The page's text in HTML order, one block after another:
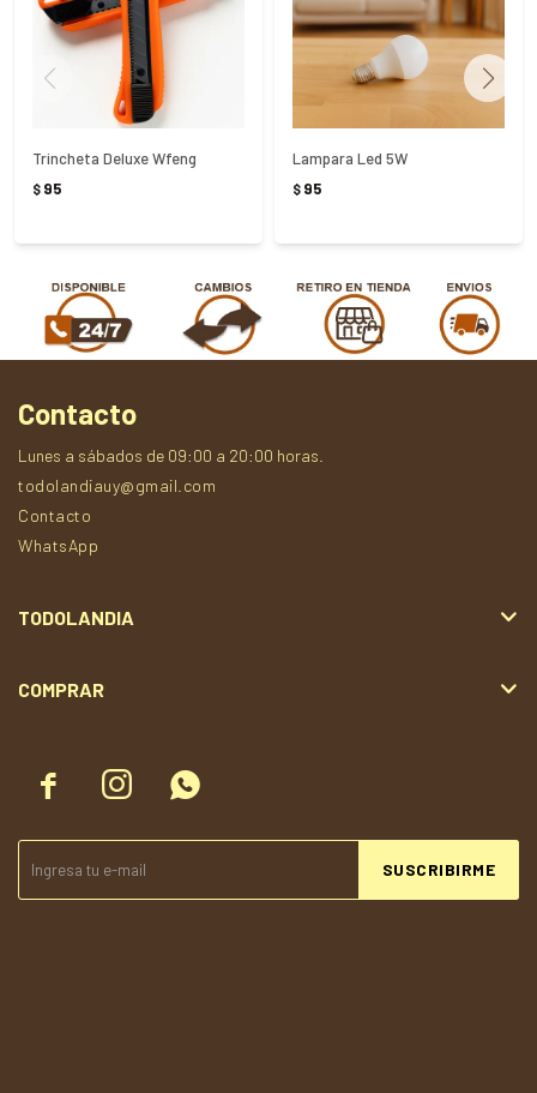
Trincheta Deluxe Wfeng
$ 95
Lampara Led 5W
$ 95
  
SUSCRIBIRME
Contacto
Lunes a sábados de 09:00 a 20:00 horas.
todolandiauy@gmail.com
Contacto
WhatsApp
TODOLANDIA
COMPRAR